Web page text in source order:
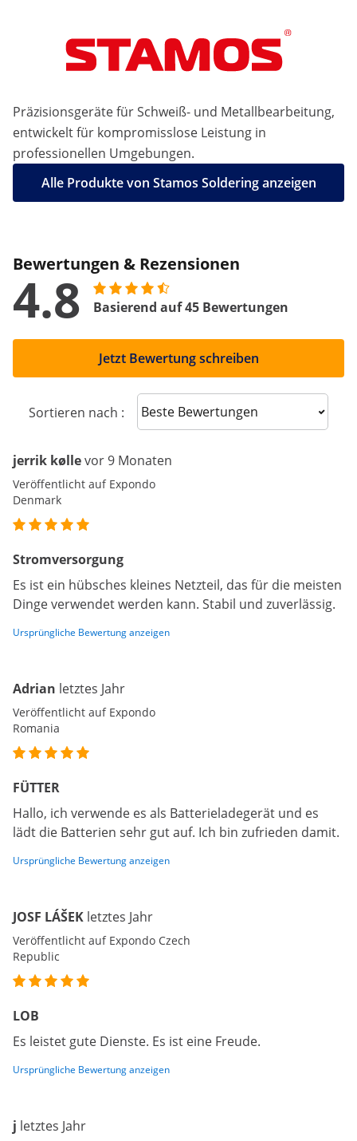
Präzisionsgeräte für Schweiß- und Metallbearbeitung,
entwickelt für kompromisslose Leistung in
professionellen Umgebungen.
Alle Produkte von Stamos Soldering anzeigen
Bewertungen & Rezensionen
4.8 Basierend auf 45 Bewertungen
Jetzt Bewertung schreiben
Sortieren nach : Sort reviews
jerrik køllevor 9 Monaten
Veröffentlicht auf Expondo
Denmark
Stromversorgung
Es ist ein hübsches kleines Netzteil, das für die meisten
Dinge verwendet werden kann. Stabil und zuverlässig.
Ursprüngliche Bewertung anzeigen
Adrian letztes Jahr
Veröffentlicht auf Expondo
Romania
FÜTTER
Hallo, ich verwende es als Batterieladegerät und es
lädt die Batterien sehr gut auf. Ich bin zufrieden damit.
Ursprüngliche Bewertung anzeigen
JOSF LÁŠEK letztes Jahr
Veröffentlicht auf Expondo Czech
Republic
LOB
Es leistet gute Dienste. Es ist eine Freude.
Ursprüngliche Bewertung anzeigen
j letztes Jahr